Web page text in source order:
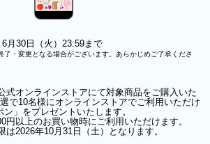
月30日（火）23:59まで
・変更となる場合がございます。あらかじめご了承くださ
式オンラインストアにて対象商品をご購入いた
で10名様にオンラインストアでご利用いただけ
」をプレゼントいたします。
以上のお買い物時にご利用いただけます。
2026年10月31日（土）となります。